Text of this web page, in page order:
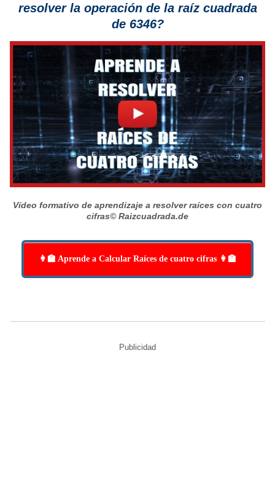
resolver la operación de la raíz cuadrada
de 6346?
Vídeo formativo de aprendizaje a resolver raíces con cuatro
cifras© Raizcuadrada.de
👩‍🏫 Aprende a Calcular Raíces de cuatro cifras 👩‍🏫
Publicidad